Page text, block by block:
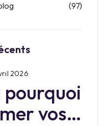
(97)
2026
pourquoi
vos